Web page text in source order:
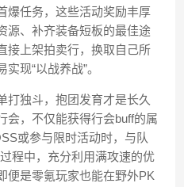
爆任务，这些活动奖励丰厚
源、补齐装备短板的最佳途
接上架拍卖行，换取自己所
现“以战养战”。
独斗，抱团发育才是长久
会，不仅能获得行会buff的属
或参与限时活动时，与队
程中，充分利用满攻速的优
便是零氪玩家也能在野外PK